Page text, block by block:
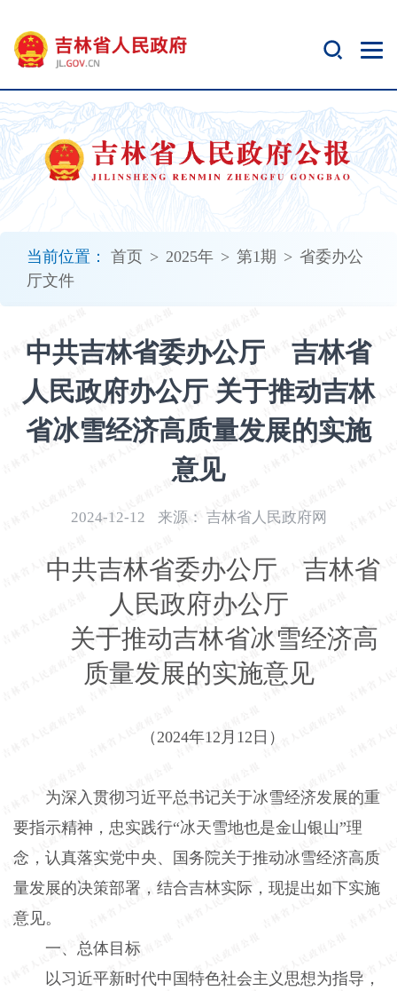
当前位置： 首页 > 2025年 > 第1期 > 省委办公
厅文件
中共吉林省委办公厅 吉林省
人民政府办公厅 关于推动吉林
省冰雪经济高质量发展的实施
意见
2024-12-12 来源： 吉林省人民政府网
中共吉林省委办公厅 吉林省
人民政府办公厅
关于推动吉林省冰雪经济高
质量发展的实施意见
（2024年12月12日）
为深入贯彻习近平总书记关于冰雪经济发展的重
要指示精神，忠实践行“冰天雪地也是金山银山”理
念，认真落实党中央、国务院关于推动冰雪经济高质
量发展的决策部署，结合吉林实际，现提出如下实施
意见。
一、总体目标
以习近平新时代中国特色社会主义思想为指导，
开
无
障
碍
说
明
加